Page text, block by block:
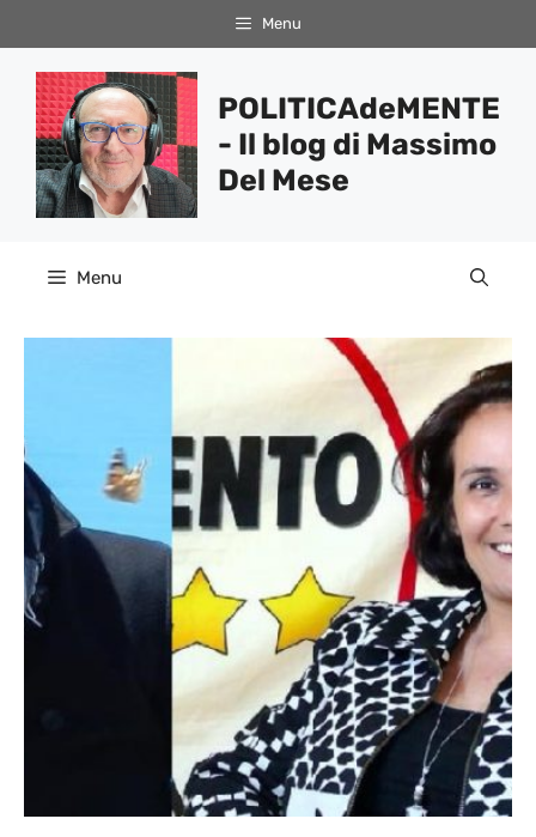
al
contenuto
Menu
POLITICAdeMENTE
- Il blog di Massimo
Del Mese
Menu